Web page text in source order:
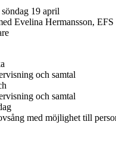
19 april
Evelina Hermansson, EFS
och samtal
och samtal
med möjlighet till